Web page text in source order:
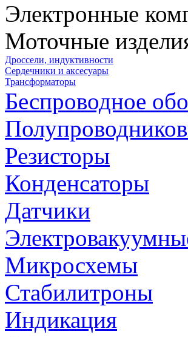
Электронные
Моточные
Дроссели, индуктивности
Сердечники и аксесуары
Трансформаторы
Беспроводное
Резисторы
Конденсаторы
Датчики
Микросхемы
Стабилитроны
Индикация